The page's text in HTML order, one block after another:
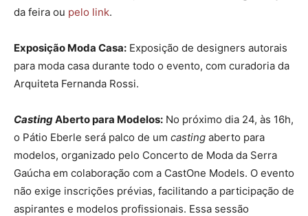
da feira ou pelo link.
Exposição Moda Casa: Exposição de designers autorais
para moda casa durante todo o evento, com curadoria da
Arquiteta Fernanda Rossi.
CastingAberto para Modelos: No próximo dia 24, às 16h,
o Pátio Eberle será palco de um casting aberto para
modelos, organizado pelo Concerto de Moda da Serra
Gaúcha em colaboração com a CastOne Models. O evento
não exige inscrições prévias, facilitando a participação de
aspirantes e modelos profissionais. Essa sessão